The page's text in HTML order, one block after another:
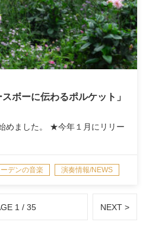
ボーに伝わるポルケット」
めました。 ★今年１月にリリー
デンの音楽 演奏情報/NEWS
1 / 35 NEXT >